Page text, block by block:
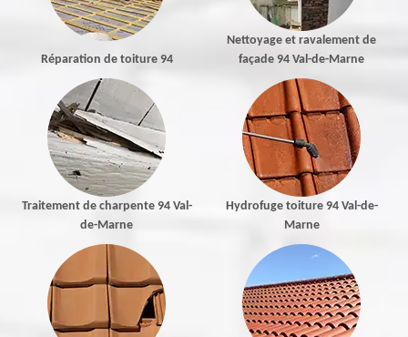
Réparation de toiture 94
Nettoyage et ravalement de
façade 94 Val-de-Marne
Traitement de charpente 94 Val-
de-Marne
Hydrofuge toiture 94 Val-de-
Marne